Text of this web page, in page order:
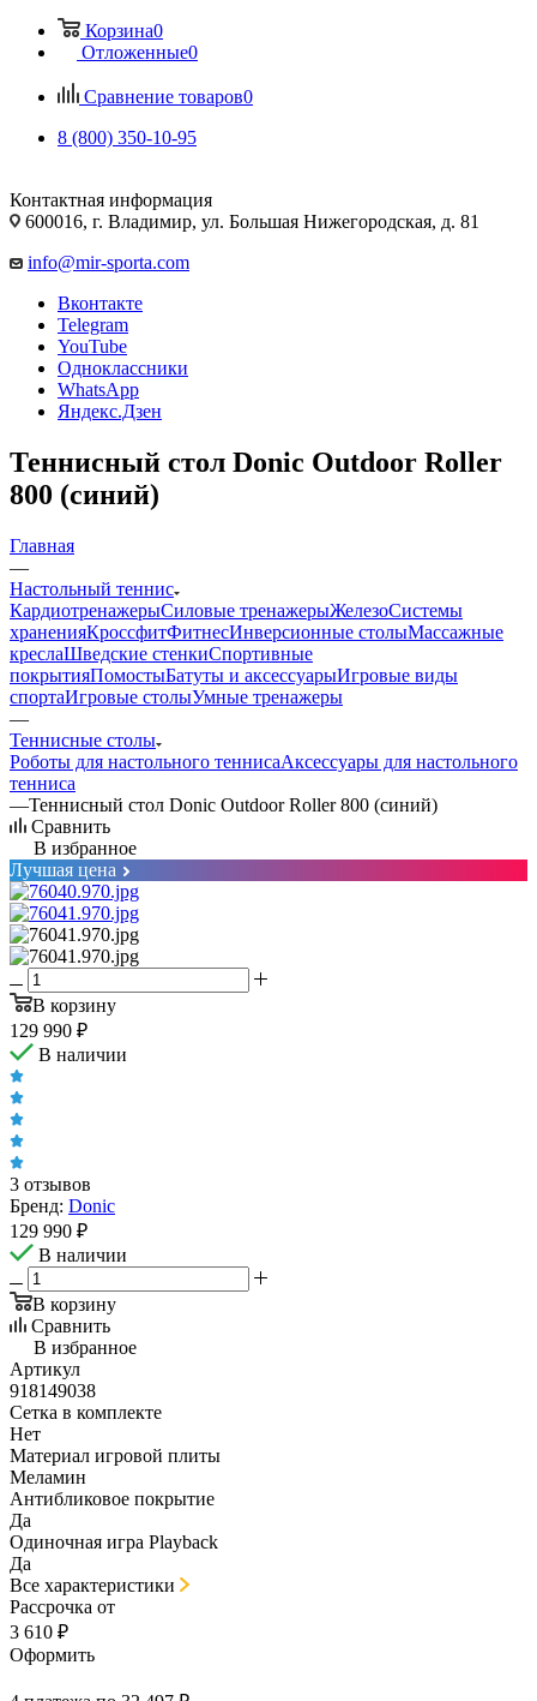
Корзина0
Отложенные0
Сравнение товаров0
8 (800) 350-10-95
Контактная информация
600016, г. Владимир, ул. Большая Нижегородская, д. 81
info@mir-sporta.com
Вконтакте
Telegram
YouTube
Одноклассники
WhatsApp
Яндекс.Дзен
Теннисный стол Donic Outdoor Roller
800 (синий)
Главная
—
Настольный теннис
КардиотренажерыСиловые тренажерыЖелезоСистемы
храненияКроссфитФитнесИнверсионные столыМассажные
креслаШведские стенкиСпортивные
покрытияПомостыБатуты и аксессуарыИгровые виды
спортаИгровые столыУмные тренажеры
—
Теннисные столы
Роботы для настольного теннисаАксессуары для настольного
тенниса
—Теннисный стол Donic Outdoor Roller 800 (синий)
Сравнить
В избранное
Лучшая цена
В корзину
129 990 ₽
В наличии
3 отзывов
Бренд: Donic
129 990 ₽
В наличии
В корзину
Сравнить
В избранное
Артикул
918149038
Сетка в комплекте
Нет
Материал игровой плиты
Меламин
Антибликовое покрытие
Да
Одиночная игра Playback
Да
Все характеристики
Рассрочка от
3 610 ₽
Оформить